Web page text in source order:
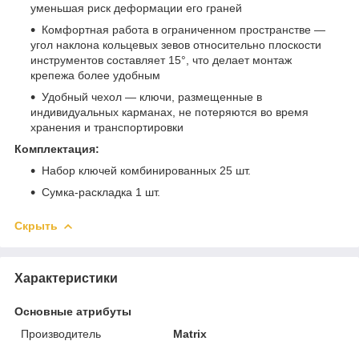
уменьшая риск деформации его граней
Комфортная работа в ограниченном пространстве —
угол наклона кольцевых зевов относительно плоскости
инструментов составляет 15°, что делает монтаж
крепежа более удобным
Удобный чехол — ключи, размещенные в
индивидуальных карманах, не потеряются во время
хранения и транспортировки
Комплектация:
Набор ключей комбинированных 25 шт.
Сумка-раскладка 1 шт.
Скрыть
Характеристики
Основные атрибуты
Производитель
Matrix